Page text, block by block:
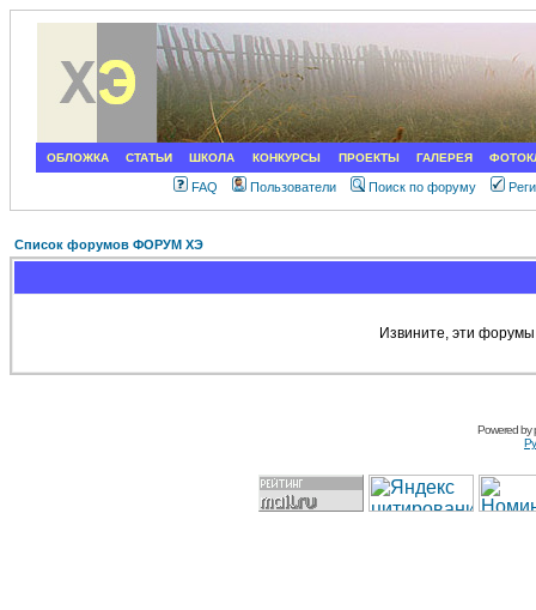
ОБЛОЖКА СТАТЬИ ШКОЛА КОНКУРСЫ ПРОЕКТЫ ГАЛЕРЕЯ
FAQ Пользователи Поиск по форуму
Список форумов ФОРУМ ХЭ
Извините, эти
Powered by